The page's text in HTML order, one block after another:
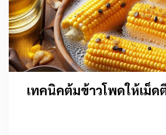
เทคนิคต้มข้าวโพดให้เม็ด